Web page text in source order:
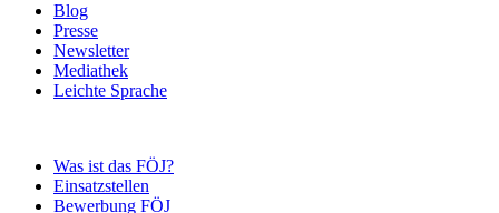
Blog
Presse
Newsletter
Mediathek
Leichte Sprache
Was ist das FÖJ?
Einsatzstellen
Bewerbung FÖJ